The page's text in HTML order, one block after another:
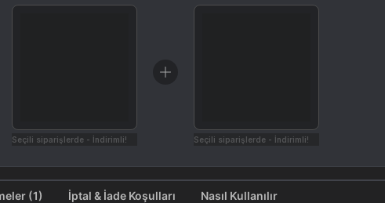
Seçili siparişlerde - İndirimli! Seçili siparişlerde - İndirimli!
Değerlendirmeler (1) İptal & İade Koşulları Nasıl Kullanılır